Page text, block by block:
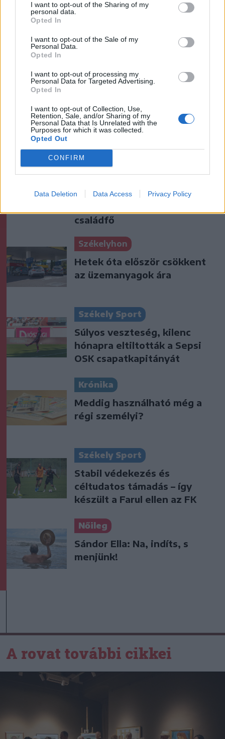
I want to opt-out of the Sharing of my
personal data.
Opted In
I want to opt-out of the Sale of my
Personal Data.
Opted In
I want to opt-out of processing my
Personal Data for Targeted Advertising.
Opted In
I want to opt-out of Collection, Use,
Retention, Sale, and/or Sharing of my
Personal Data that Is Unrelated with the
Purposes for which it was collected.
Opted Out
CONFIRM
Data Deletion Data Access Privacy Policy
szóljon hozzá!
Ezek is érdekelhetik
Székelyhon
emlékszik vissza a kedd esti
családfő
Székelyhon
Hetek óta először csökkent
az üzemanyagok ára
Székely Sport
Súlyos veszteség, kilenc
hónapra eltiltották a Sepsi
OSK csapatkapitányát
Krónika
Meddig használható még a
régi személyi?
Székely Sport
Stabil védekezés és
céltudatos támadás – így
készült a Farul ellen az FK
Nőileg
Sándor Ella: Na, indíts, s
menjünk!
A rovat további cikkei